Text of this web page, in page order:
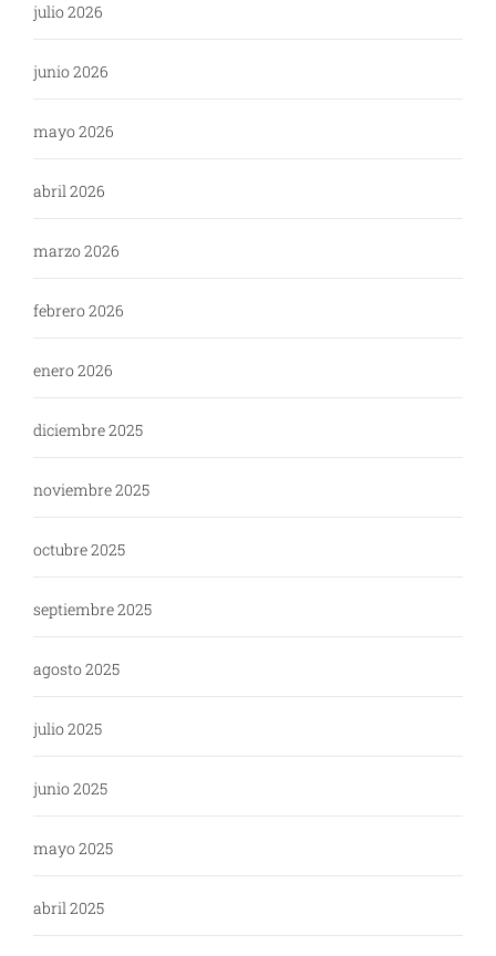
julio 2026
junio 2026
mayo 2026
abril 2026
marzo 2026
febrero 2026
enero 2026
diciembre 2025
noviembre 2025
octubre 2025
septiembre 2025
agosto 2025
julio 2025
junio 2025
mayo 2025
abril 2025